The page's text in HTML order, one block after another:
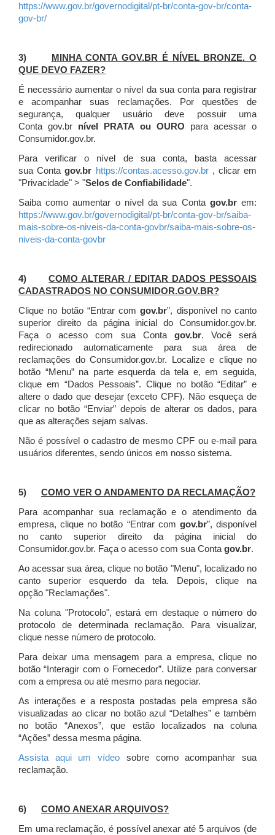
https://www.gov.br/governodigital/pt-br/conta-gov-br/conta-
gov-br/
3)
MINHA CONTA GOV.BR É NÍVEL BRONZE. O
QUE DEVO FAZER?
É necessário aumentar o nível da sua conta para registrar
e acompanhar suas reclamações. Por questões de
segurança, qualquer usuário deve possuir uma
Conta gov.br nível PRATA ou OURO para acessar o
Consumidor.gov.br.
Para verificar o nível de sua conta, basta acessar
sua Contagov.br https://contas.acesso.gov.br, clicar em
"Privacidade" > "Selos de Confiabilidade".
Saiba como aumentar o nível da sua Conta gov.brem:
https://www.gov.br/governodigital/pt-br/conta-gov-br/saiba-
mais-sobre-os-niveis-da-conta-govbr/saiba-mais-sobre-os-
niveis-da-conta-govbr
4) COMO ALTERAR / EDITAR DADOS PESSOAIS
CADASTRADOS NO CONSUMIDOR.GOV.BR?
Clique no botão “Entrar comgov.br”, disponível no canto
superior direito da página inicial do Consumidor.gov.br.
Faça o acesso com sua Conta gov.br. Você será
redirecionado automaticamente para sua área de
reclamações do Consumidor.gov.br.
Localize e clique no
botão “Menu” na parte esquerda da tela e, em seguida,
clique em “Dados Pessoais”. Clique no botão “Editar” e
altere o dado que desejar (exceto CPF). Não esqueça de
clicar no botão “Enviar” depois de alterar os dados, para
que as alterações sejam salvas.
Não é possível o cadastro de mesmo CPF ou e-mail para
usuários diferentes, sendo únicos em nosso sistema.
5) COMO VER O ANDAMENTO DA RECLAMAÇÃO?
Para acompanhar sua reclamação e o atendimento da
empresa, clique no botão “Entrar com gov.br”, disponível
no canto superior direito da página inicial do
Consumidor.gov.br. Faça o acesso com sua Contagov.br.
Ao acessar sua área, clique no botão "Menu", localizado no
canto superior esquerdo da tela. Depois, clique na
opção "Reclamações".
Na coluna "Protocolo", estará em destaque o número do
protocolo de determinada reclamação. Para visualizar,
clique nesse número de protocolo.
Para deixar uma mensagem para a empresa, clique no
botão “Interagir com o Fornecedor”. Utilize para conversar
com a empresa ou até mesmo para negociar.
As interações e a resposta postadas pela empresa são
visualizadas ao clicar no botão azul “Detalhes” e também
no botão “Anexos”, que estão localizados na coluna
“Ações” dessa mesma página.
Assista aqui um vídeo sobre como acompanhar sua
reclamação.
6) COMO ANEXAR ARQUIVOS?
Em uma reclamação, é possível anexar até 5 arquivos (de